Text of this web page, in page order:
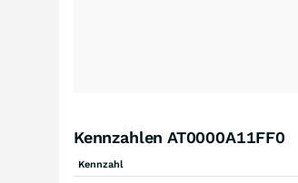
Kennzahlen AT0000A11FF0
Kennzahl